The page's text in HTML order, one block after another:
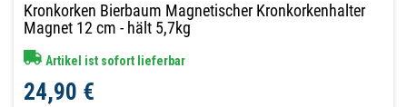
Kronkorken Bierbaum Magnetischer Kronkorkenhalter
Magnet 12 cm - hält 5,7kg
Artikel ist sofort lieferbar
24,90 €